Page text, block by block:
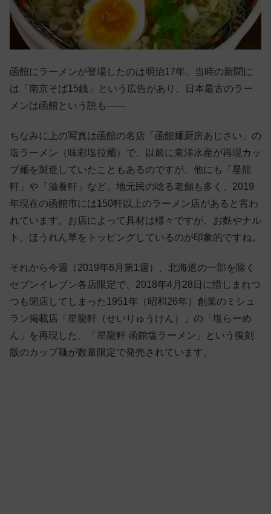
函館にラーメンが登場したのは明治17年、当時の新聞に
は「南京そば15銭」という広告があり、日本最古のラー
メンは函館という説も——
ちなみに上の写真は函館の名店「函館麺厨房あじさい」の
塩ラーメン（味彩塩拉麺）で、以前に東洋水産が再現カッ
プ麺を製造していたこともあるのですが、他にも「星龍
軒」や「滋養軒」など、地元民の唸る老舗も多く、2019
年現在の函館市には150軒以上のラーメン店があると言わ
れています。お店によって具材は様々ですが、お麩やナル
ト、ほうれん草をトッピングしているのが印象的ですね。
それから今週（2019年6月第1週）、北海道の一部を除く
セブンイレブン各店限定で、2018年4月28日に惜しまれつ
つも閉店してしまった1951年（昭和26年）創業のミシュ
ラン掲載店「星龍軒（せいりゅうけん）」の「塩らーめ
ん」を再現した、「星龍軒 函館塩ラーメン」という復刻
版のカップ麺が数量限定で発売されています。